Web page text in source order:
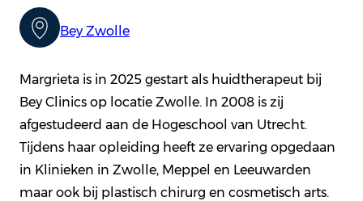
Bey Zwolle
Margrieta is in 2025 gestart als huidtherapeut bij
Bey Clinics op locatie Zwolle. In 2008 is zij
afgestudeerd aan de Hogeschool van Utrecht.
Tijdens haar opleiding heeft ze ervaring opgedaan
in Klinieken in Zwolle, Meppel en Leeuwarden
maar ook bij plastisch chirurg en cosmetisch arts.